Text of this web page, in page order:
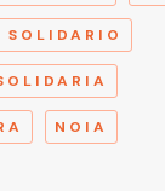
SOLIDARIO
NOIA